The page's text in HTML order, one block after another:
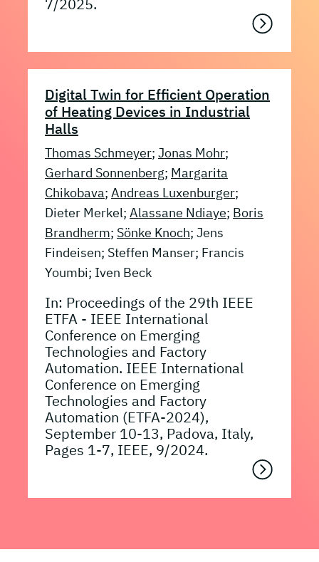
Digital Twin for Efficient Operation
of Heating Devices in Industrial
Halls
Thomas Schmeyer; Jonas Mohr;
Gerhard Sonnenberg; Margarita
Chikobava; Andreas Luxenburger;
Dieter Merkel; Alassane Ndiaye; Boris
Brandherm; Sönke Knoch; Jens
Findeisen; Steffen Manser; Francis
Youmbi; Iven Beck
In: Proceedings of the 29th IEEE
ETFA - IEEE International
Conference on Emerging
Technologies and Factory
Automation. IEEE International
Conference on Emerging
Technologies and Factory
Automation (ETFA-2024),
September 10-13, Padova, Italy,
Pages 1-7, IEEE, 9/2024.